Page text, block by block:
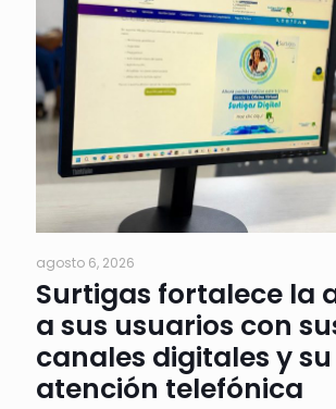
agosto 6, 2026
Surtigas fortalece la
a sus usuarios con
canales digitales y
atención telefónica